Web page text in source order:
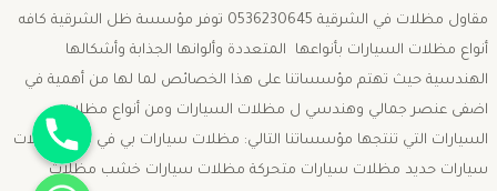
مقاول مظلات في الشرقية 0536230645 توفر مؤسسة ظل الشرقية كافه
أنواع مظلات السيارات بأنواعها المتعددة وألوانها الجذابة وأشكالها
الهندسية حيث تهتم مؤسساتنا على هذا الخصائص لما لها من أهمية في
اضفى عنصر جمالي وهندسي ل مظلات السيارات ومن أنواع مظلات
السيارات التي تنتجها مؤسساتنا التالي: مظلات سيارات بي في سي مظلات
سيارات حديد مظلات سيارات متحركة مظلات سيارات خشب مظلات
جوال
واتساب